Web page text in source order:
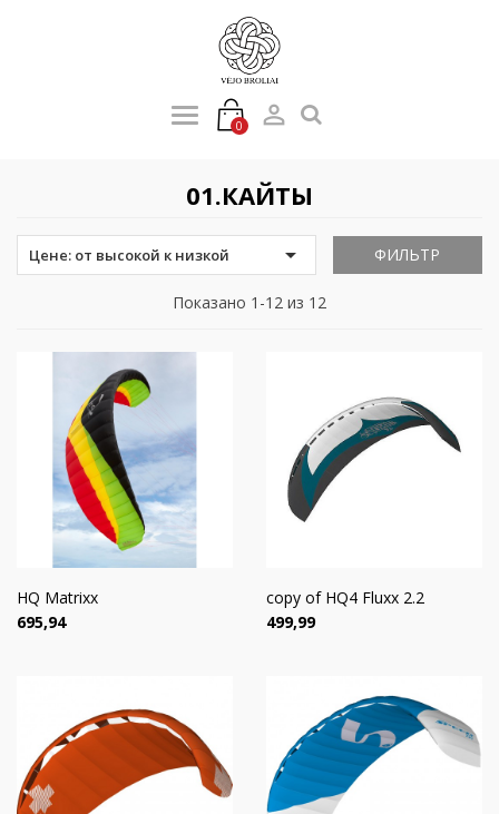
0 
01.КАЙТЫ
Цене: от высокой к низкой  ФИЛЬТР
Показано 1-12 из 12
HQ Matrixx
Цена
695,94
copy of HQ4 Fluxx 2.2
Цена
499,99